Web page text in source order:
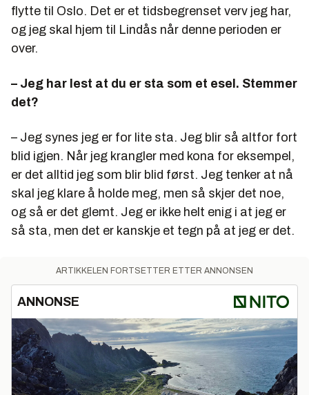
flytte til Oslo. Det er et tidsbegrenset verv jeg har,
og jeg skal hjem til Lindås når denne perioden er
over.
– Jeg har lest at du er sta som et esel. Stemmer
det?
– Jeg synes jeg er for lite sta. Jeg blir så altfor fort
blid igjen. Når jeg krangler med kona for eksempel,
er det alltid jeg som blir blid først. Jeg tenker at nå
skal jeg klare å holde meg, men så skjer det noe,
og så er det glemt. Jeg er ikke helt enig i at jeg er
så sta, men det er kanskje et tegn på at jeg er det.
ARTIKKELEN FORTSETTER ETTER ANNONSEN
ANNONSE